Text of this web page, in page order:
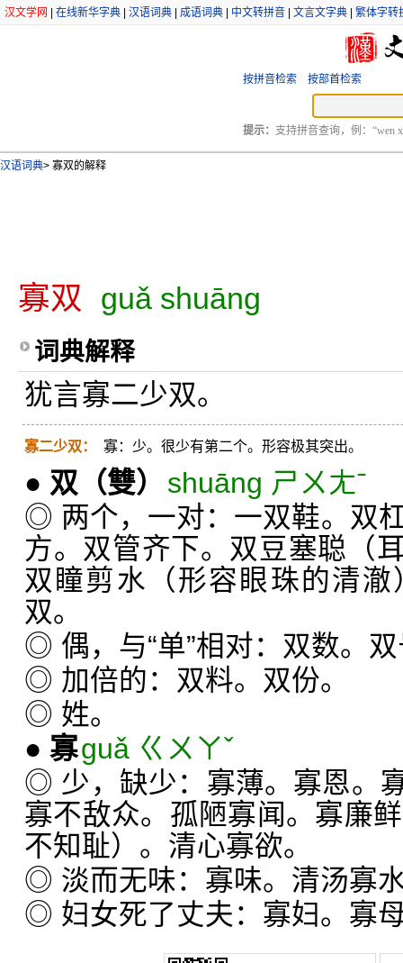
汉文学网 在线新华字典 汉语词典 成语词典 中文转拼音 文言文字典 繁体字转
按拼音检索 按部首检索
提示： 支持拼音查询，例：“wen
汉语词典> 寡双的解释
寡双 guǎ shuāng
词典解释
犹言寡二少双。
寡二少双： 寡：少。很少有第二个。形容极其突出。
● 双 （雙）
shuāng ㄕㄨㄤˉ
◎ 两个，一对：一双鞋。双
方。双管齐下。双豆塞聪（
双瞳剪水（形容眼珠的清
双。
◎ 偶，与“单”相对：双数。
◎ 加倍的：双料。双份。
◎ 姓。
● 寡guǎ ㄍㄨㄚˇ
◎ 少，缺少：寡薄。寡恩。
寡不敌众。孤陋寡闻。寡廉
不知耻）。清心寡欲。
◎ 淡而无味：寡味。清汤寡
◎ 妇女死了丈夫：寡妇。寡